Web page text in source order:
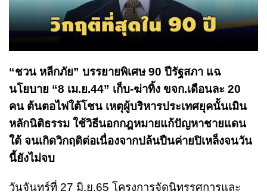
“ชวน หลีกภัย” บรรยายพิเศษ 90 ปีรัฐสภา แฉ
นโยบาย “8 เม.ย.44” เก็บ-ฆ่าทิ้ง ขจก.เดือนละ 20
คน ต้นตอไฟใต้โชน เหตุผู้บริหารประเทศยุคนั้นเมิน
หลักนิติธรรม ใช้วิธีนอกกฎหมายแก้ปัญหาชายแดน
ใต้ จนเกิดวิกฤติต่อเนื่องจากปล้นปืนค่ายปิเหล็งจนวัน
นี้ยังไม่จบ
วันจันทร์ที่ 27 มิ.ย.65 โครงการจัดนิทรรศการและ